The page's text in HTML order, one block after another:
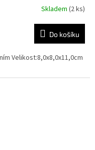
Skladem (2 ks)
Do košíku
Velikost:8,0x8,0x11,0cm